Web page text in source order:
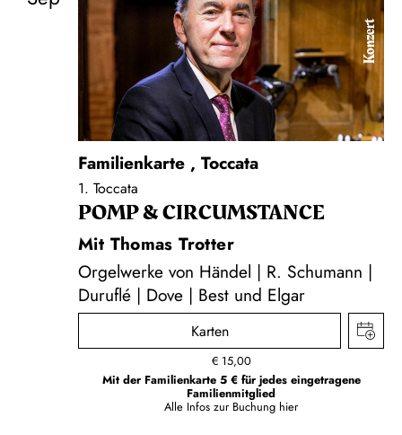
Konzert
Familienkarte , Toccata
1. Toccata
POMP & CIRCUMSTANCE
Mit Thomas Trotter
Orgelwerke von Händel | R. Schumann |
Duruflé | Dove | Best und Elgar
Karten
€ 15,00
Mit der Familienkarte 5 € für jedes eingetragene
Familienmitglied
Alle Infos zur Buchung hier